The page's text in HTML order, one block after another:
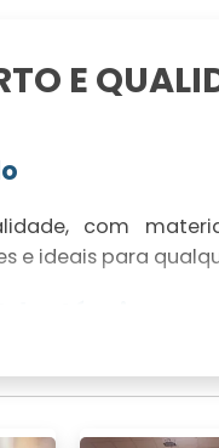
E
com
e ideais para